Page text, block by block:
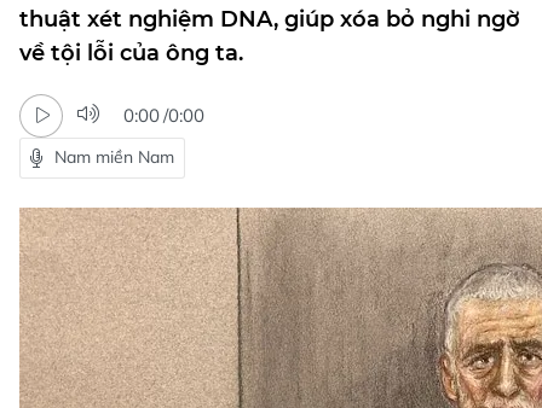
thuật xét nghiệm DNA, giúp xóa bỏ nghi ngờ
về tội lỗi của ông ta.
0:00/0:00
Nam miền Nam